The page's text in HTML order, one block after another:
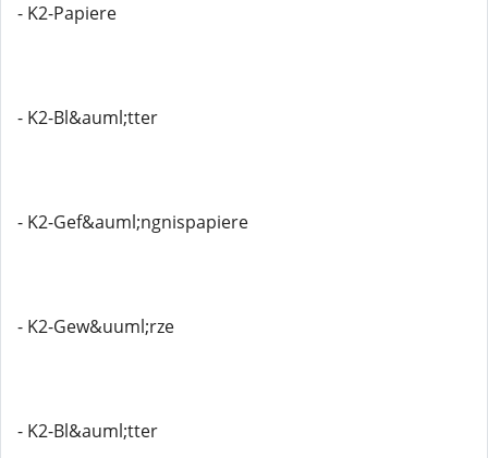
- K2-Papiere
- K2-Bl&auml;tter
- K2-Gef&auml;ngnispapiere
- K2-Gew&uuml;rze
- K2-Bl&auml;tter